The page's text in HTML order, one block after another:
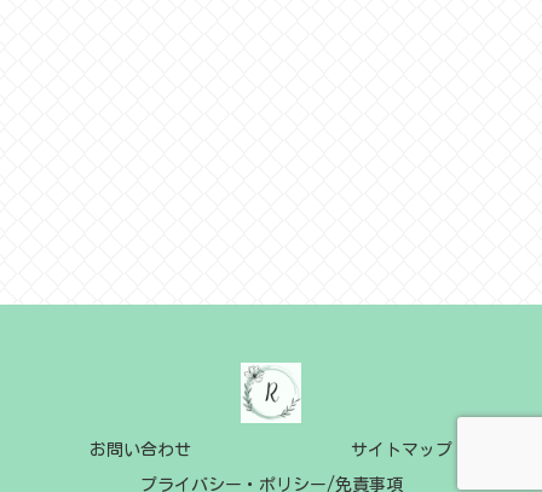
お問い合わせ サイトマップ
プライバシー・ポリシー/免責事項